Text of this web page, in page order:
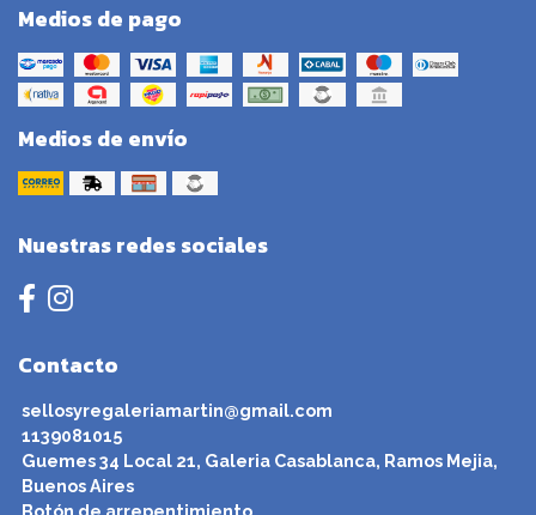
Medios de pago
Medios de envío
Nuestras redes sociales
Contacto
sellosyregaleriamartin@gmail.com
1139081015
Guemes 34 Local 21, Galeria Casablanca, Ramos Mejia,
Buenos Aires